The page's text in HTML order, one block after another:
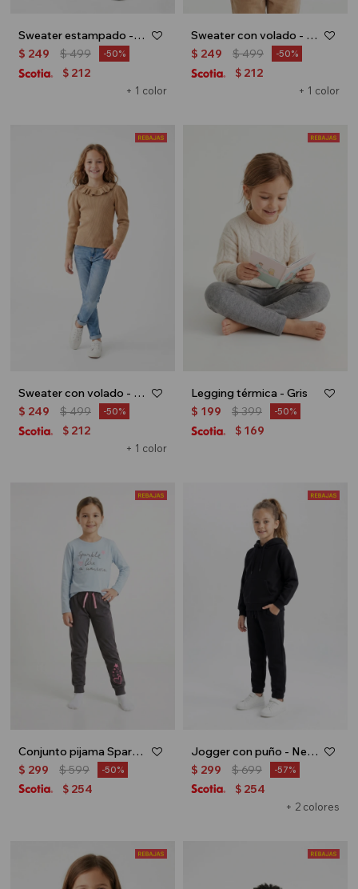
Sweater estampado - Rosa
+ 1 color
$ 249 $499 50
$ 212
Sweater con volado - Crudo
+ 1 color
$ 249 $499 50
$ 212
Sweater con volado - Tostado
+ 1 color
$ 249 $499 50
$ 212
Legging térmica - Gris
$ 199 $399 50
$ 169
Conjunto pijama Sparkle - Celeste
$ 299 $599 50
$ 254
Jogger con puño - Negro
+ 2 colores
$ 299 $699 57
$ 254